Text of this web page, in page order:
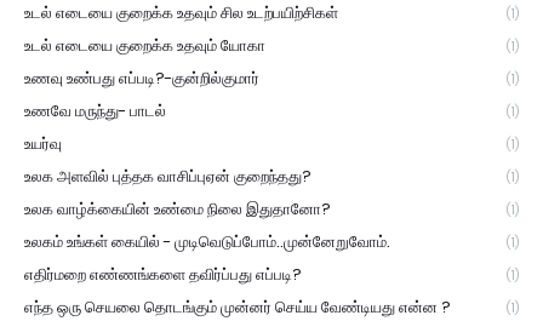
உடல் எடையை குறைக்க உதவும் சில உடற்பயிற்சிகள் (1)
உடல் எடையை குறைக்க உதவும் யோகா (1)
உணவு உண்பது எப்படி?-குன்றில்குமார் (1)
உணவே மருந்து- பாடல் (1)
உயர்வு (1)
உலக அளவில் புத்தக வாசிப்புஏன் குறைந்தது? (1)
உலக வாழ்க்கையின் உண்மை நிலை இதுதானோ? (1)
உலகம் உங்கள் கையில் - முடிவெடுப்போம்..முன்னேறுவோம். (1)
எதிர்மறை எண்ணங்களை தவிர்ப்பது எப்படி? (1)
எந்த ஒரு செயலை தொடங்கும் முன்னர் செய்ய வேண்டியது என்ன ? (1)